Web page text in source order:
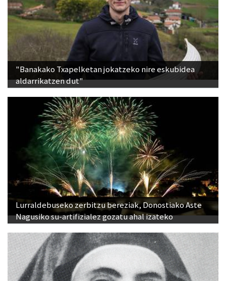
"Banakako Txapelketan jokatzeko nire eskubidea
aldarrikatzen dut"
Lurraldebuseko zerbitzu bereziak, Donostiako Aste
Nagusiko su-artifizialez gozatu ahal izateko